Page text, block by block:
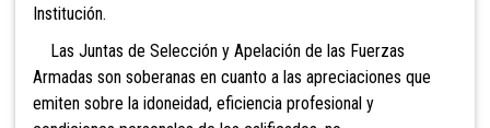
Institución.
Las Juntas de Selección y Apelación de las Fuerzas
Armadas son soberanas en cuanto a las apreciaciones que
emiten sobre la idoneidad, eficiencia profesional y